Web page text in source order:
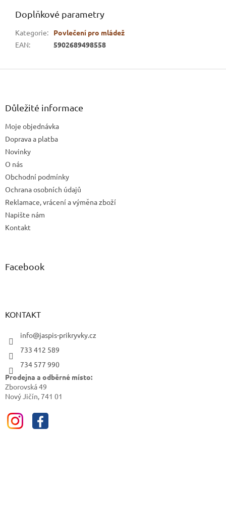
Doplňkové parametry
Kategorie:
Povlečení pro mládež
EAN: 5902689498558
Důležité informace
Moje objednávka
Doprava a platba
Novinky
O nás
Obchodní podmínky
Ochrana osobních údajů
Reklamace, vrácení a výměna zboží
Napište nám
Kontakt
Facebook
KONTAKT
info@jaspis-prikryvky.cz
733 412 589
734 577 990
Prodejna a odběrné místo:
Zborovská 49
Nový Jičín, 741 01